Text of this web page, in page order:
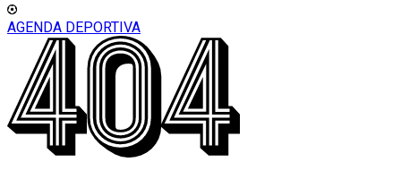
AGENDA DEPORTIVA